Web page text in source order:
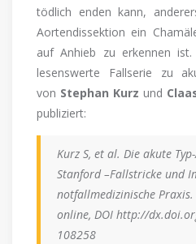
tödlich enden kann,
Aortendissektion ein
auf Anhieb zu erkennen
lesenswerte Fallserie zu
von Stephan Kurz und
publiziert:
Kurz S, et al. Die akute
Stanford –Fallstricke und
notfallmedizinische Praxis.
online, DOI http://
108258